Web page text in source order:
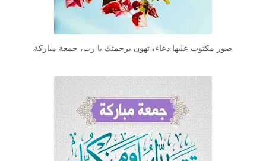
صور مكتوب عليها دعاء، تهون برحمتك يا رب، جمعة مباركة